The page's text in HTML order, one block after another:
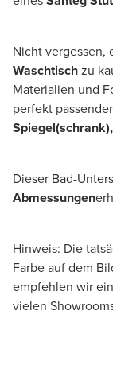
Nicht vergessen,
Waschtischzu
Materialien und
perfekt
Dieser Bad-
Abmessungen
Hinweis: Die
Farbe auf dem
empfehlen wir
vielen